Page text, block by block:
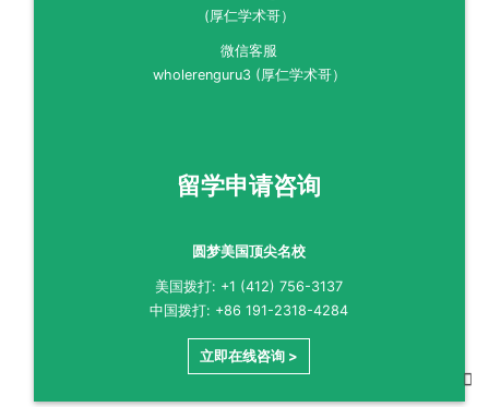
微信客服
wholerenguru3 (厚仁学术哥）
留学申请咨询
圆梦美国顶尖名校
美国拨打: +1 (412) 756-3137
中国拨打: +86 191-2318-4284
立即在线咨询 >